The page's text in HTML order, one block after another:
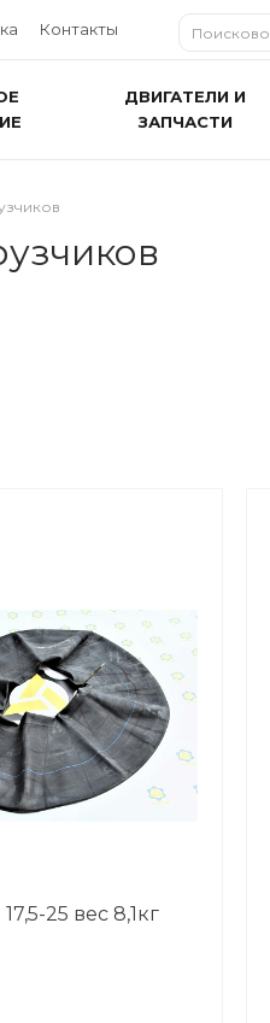
Контакты
ДВИГАТЕЛИ И
ЗАПЧАСТИ
25 вес 8,1кг